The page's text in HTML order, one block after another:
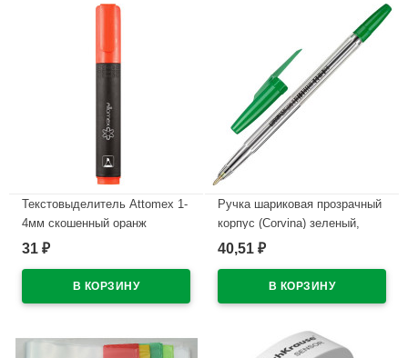
Текстовыделитель Attomex 1-
4мм скошенный оранж
арт.5045302
31 ₽
Ручка шариковая прозрачный
корпус (Corvina) зеленый,
1,0мм/0,7мм арт.40163/04
40,51 ₽